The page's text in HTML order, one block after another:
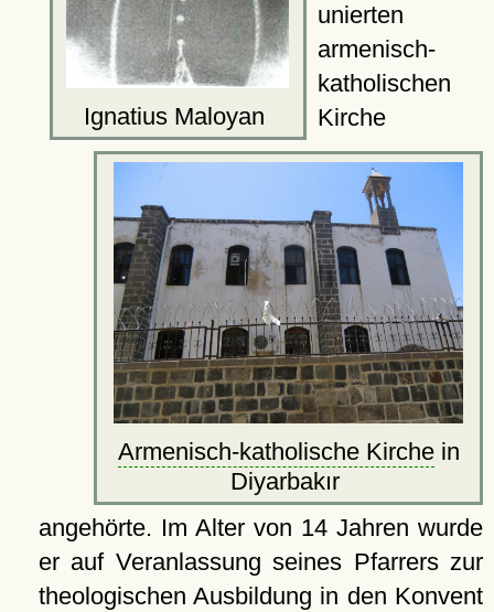
Ignatius Maloyan
Armenisch-katholische Kirchein
Diyarbakır
unierten
armenisch-
katholischen
Kirche
angehörte. Im Alter von 14 Jahren wurde
er auf Veranlassung seines Pfarrers zur
theologischen Ausbildung in den Konvent